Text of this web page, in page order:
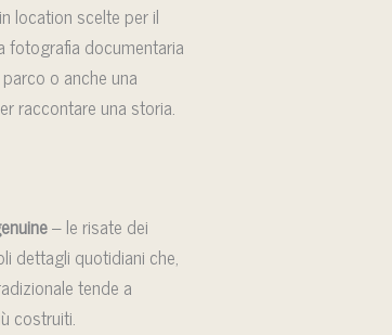
location scelte per il
fotografia documentaria
o anche una
raccontare una storia.
– le risate dei
dettagli quotidiani che,
tende a
costruiti.